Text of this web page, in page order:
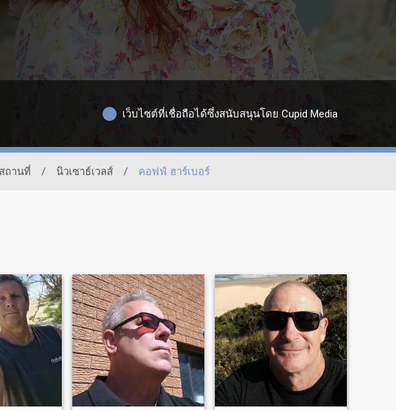
เว็บไซต์ที่เชื่อถือได้ซึ่งสนับสนุนโดย Cupid Media
สถานที่ / นิวเซาธ์เวลส์ / คอฟฟ์ ฮาร์เบอร์